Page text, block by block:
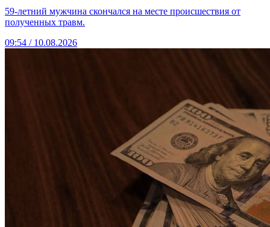
59-летний мужчина скончался на месте происшествия от
полученных травм.
09:54 / 10.08.2026